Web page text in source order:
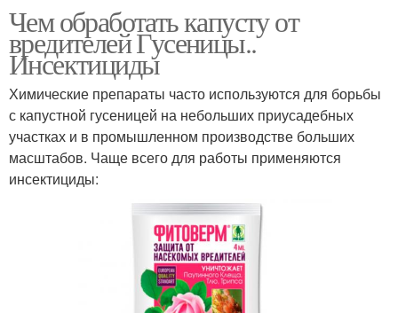
Чем обработать капусту от
вредителей Гусеницы..
Инсектициды
Химические препараты часто используются для борьбы
с капустной гусеницей на небольших приусадебных
участках и в промышленном производстве больших
масштабов. Чаще всего для работы применяются
инсектициды: